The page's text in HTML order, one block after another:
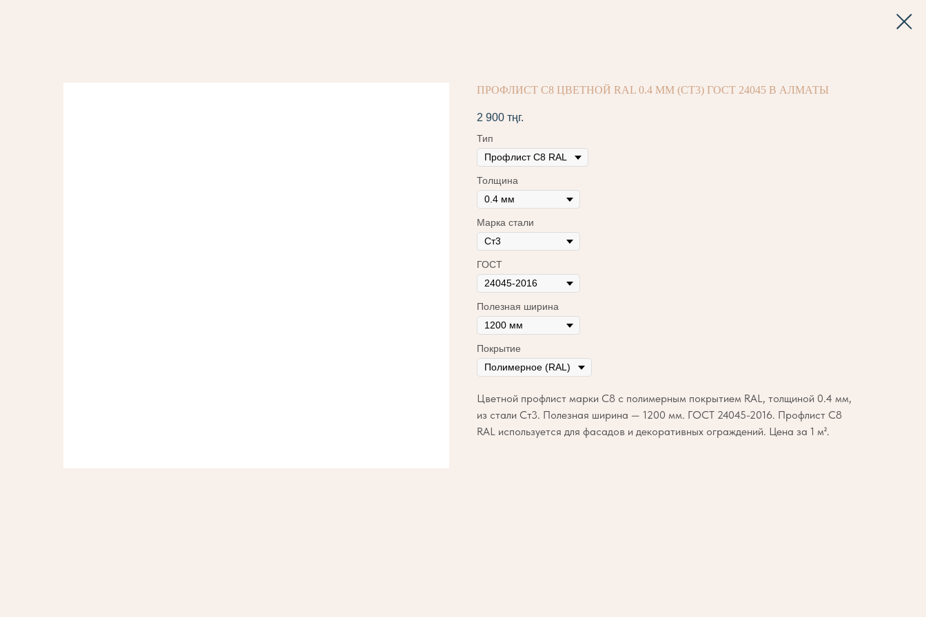
ПРОФЛИСТ С8 ЦВЕТНОЙ RAL 0.4 ММ (СТ3) ГОСТ 24045 В АЛМАТЫ
2 900 тңг.
Тип
Толщина
Марка стали
ГОСТ
Полезная ширина
Покрытие
Цветной профлист марки С8 с полимерным покрытием RAL, толщиной 0.4 мм,
из стали Ст3. Полезная ширина — 1200 мм. ГОСТ 24045-2016. Профлист С8
RAL используется для фасадов и декоративных ограждений. Цена за 1 м².